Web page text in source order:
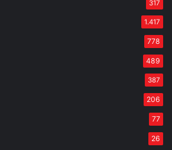
317
1.417
778
489
387
206
77
26